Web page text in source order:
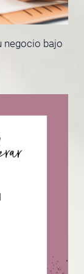
negocio bajo